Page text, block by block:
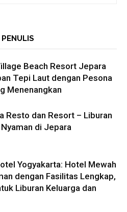
PENULIS
Beach Resort Jepara
Tepi Laut dengan Pesona
Menenangkan
Resto dan Resort – Liburan
di Jepara
Yogyakarta: Hotel Mewah
dengan Fasilitas Lengkap,
Liburan Keluarga dan